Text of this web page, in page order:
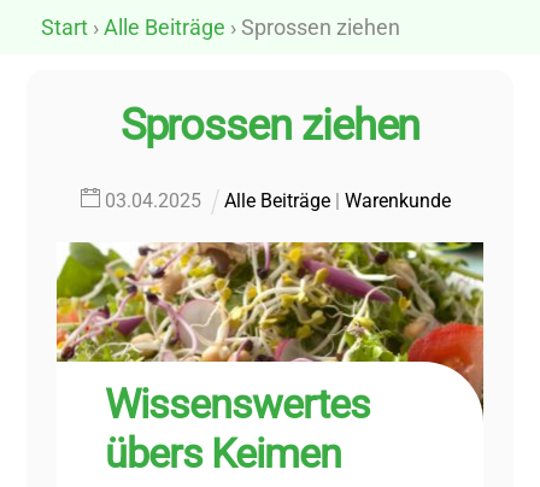
Start›Alle Beiträge › Sprossen ziehen
Sprossen ziehen
03.04.2025 Alle Beiträge |Warenkunde
Wissenswertes
übers Keimen